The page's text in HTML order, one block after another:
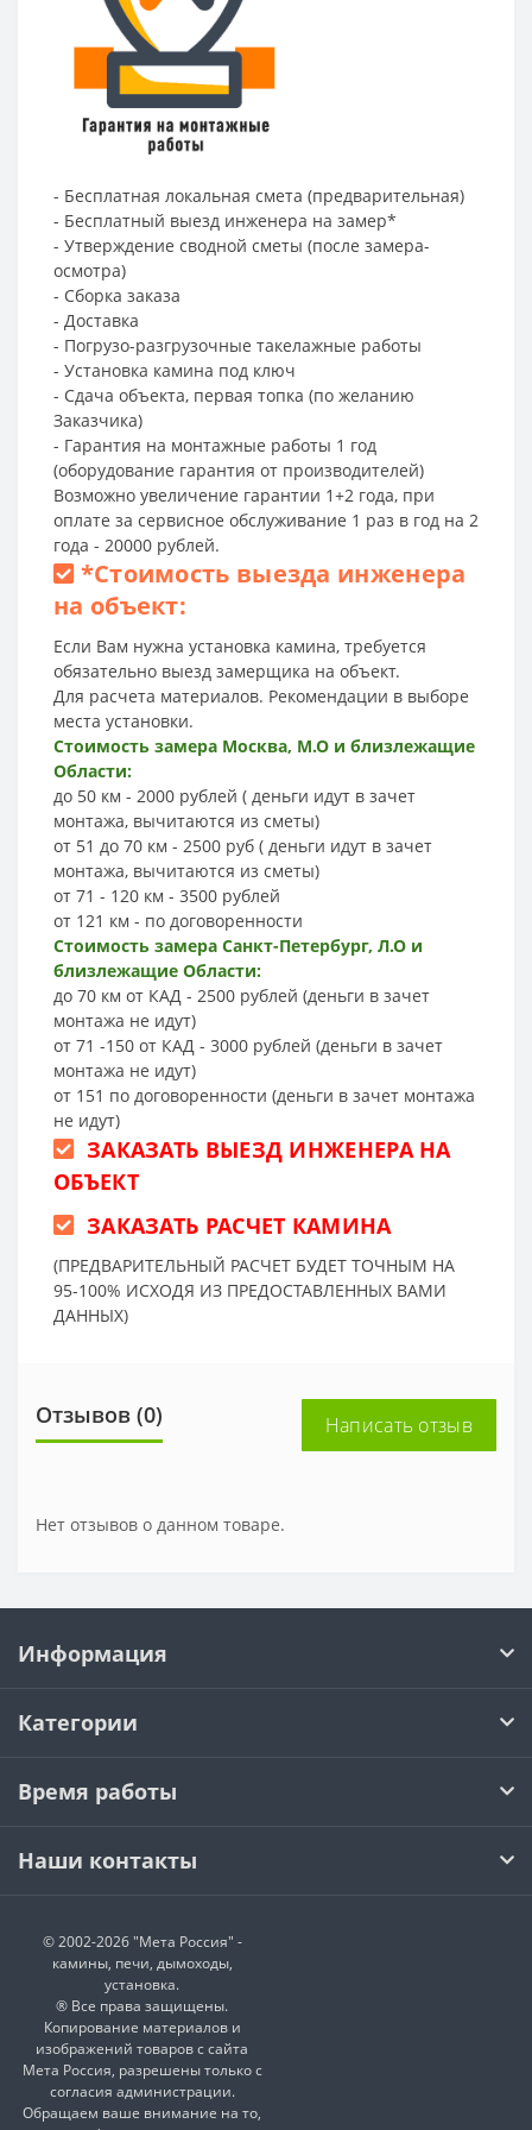
- Бесплатная локальная смета (предварительная)
- Бесплатный выезд инженера на замер*
- Утверждение сводной сметы (после замера-
осмотра)
- Сборка заказа
- Доставка
- Погрузо-разгрузочные такелажные работы
- Установка камина под ключ
- Сдача объекта, первая топка (по желанию
Заказчика)
- Гарантия на монтажные работы 1 год
(оборудование гарантия от производителей)
Возможно увеличение гарантии 1+2 года, при
оплате за сервисное обслуживание 1 раз в год на 2
года - 20000 рублей.
*Стоимость выезда инженера
на объект:
Если Вам нужна установка камина, требуется
обязательно выезд замерщика на объект.
Для расчета материалов. Рекомендации в выборе
места установки.
Стоимость замера Москва, М.О и близлежащие
Области:
до 50 км - 2000 рублей ( деньги идут в зачет
монтажа, вычитаются из сметы)
от 51 до 70 км - 2500 руб ( деньги идут в зачет
монтажа, вычитаются из сметы)
от 71 - 120 км - 3500 рублей
от 121 км - по договоренности
Стоимость замера Санкт-Петербург, Л.О и
близлежащие Области:
до 70 км от КАД - 2500 рублей (деньги в зачет
монтажа не идут)
от 71 -150 от КАД - 3000 рублей (деньги в зачет
монтажа не идут)
от 151 по договоренности (деньги в зачет монтажа
не идут)
ЗАКАЗАТЬ ВЫЕЗД ИНЖЕНЕРА НА
ОБЪЕКТ
ЗАКАЗАТЬ РАСЧЕТ КАМИНА
(ПРЕДВАРИТЕЛЬНЫЙ РАСЧЕТ БУДЕТ ТОЧНЫМ НА
95-100% ИСХОДЯ ИЗ ПРЕДОСТАВЛЕННЫХ ВАМИ
ДАННЫХ)
Отзывов (0) Написать отзыв
Нет отзывов о данном товаре.
Информация
Категории
Время работы
Наши контакты
© 2002-2026 "Мета Россия" -
камины, печи, дымоходы,
установка.
® Все права защищены.
Копирование материалов и
изображений товаров с сайта
Мета Россия, разрешены только с
согласия администрации.
Обращаем ваше внимание на то,